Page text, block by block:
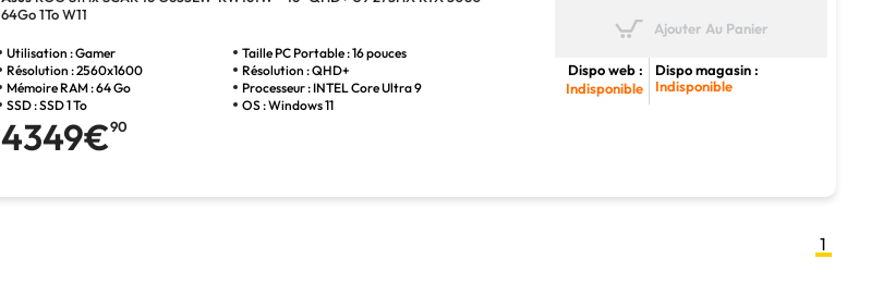
64Go 1To W11
Utilisation : Gamer
Taille PC Portable : 16 pouces
Résolution : 2560x1600
Résolution : QHD+
Mémoire RAM : 64 Go
Processeur : INTEL Core Ultra 9
SSD : SSD 1 To
OS : Windows 11
4349€90
Ajouter Au Panier
Dispo web :
Indisponible
Dispo magasin :
Indisponible
1